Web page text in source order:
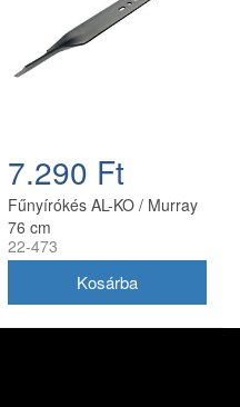
7.290 Ft
Fűnyírókés AL-KO / Murray
76 cm
22-473